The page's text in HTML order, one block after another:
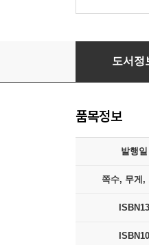
Mastering
도서정
품목정보
발행일
쪽수, 무게,
ISBN13
ISBN10